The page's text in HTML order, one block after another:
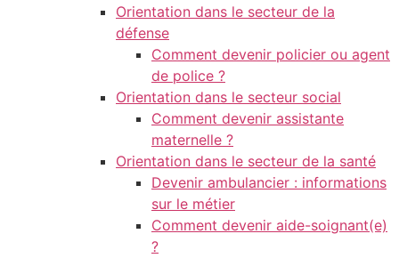
Orientation dans le secteur de la
défense
Comment devenir policier ou agent
de police ?
Orientation dans le secteur social
Comment devenir assistante
maternelle ?
Orientation dans le secteur de la santé
Devenir ambulancier : informations
sur le métier
Comment devenir aide-soignant(e)
?